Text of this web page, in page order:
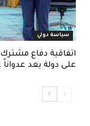
سياسة دولي
اتفاقية دفاع
على دولة يعد